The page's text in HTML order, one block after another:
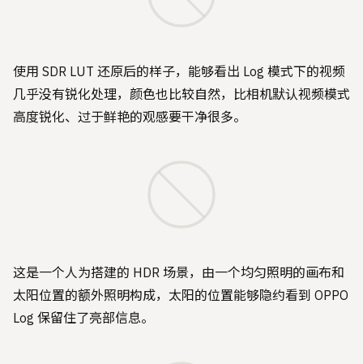
使用 SDR LUT 还原后的样子，能够看出 Log 模式下的视频
几乎没有锐化处理，颜色也比较自然，比相机默认视频模式
高度锐化、过于鲜艳的观感要干净很多。
这是一个人为搭建的 HDR 场景，由一个均匀照明的画布和
太阳位置的额外照明构成，太阳的位置能够隐约看到 OPPO
Log 保留住了亮部信息。